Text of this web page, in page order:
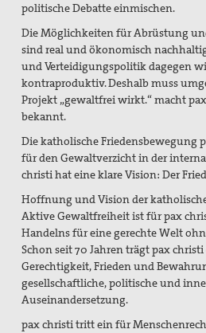
politische Debatte einmischen.
Die Möglichkeiten für Abrüstung
sind real und ökonomisch
und Verteidigungspolitik dagegen
kontraproduktiv. Deshalb muss
Projekt „gewaltfrei wirkt.“ macht
bekannt.
Die katholische Friedensbewegung
für den Gewaltverzicht in der
christi hat eine klare Vision: Der
Hoffnung und Vision der
Aktive Gewaltfreiheit ist für pax
Handelns für eine gerechte Welt
Schon seit 70 Jahren trägt pax
Gerechtigkeit, Frieden und
gesellschaftliche, politische und
Auseinandersetzung.
pax christi tritt ein für